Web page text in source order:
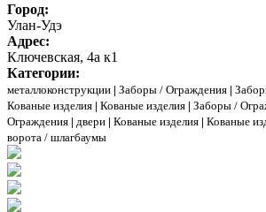
Город:
Улан-Удэ
Адрес:
Ключевская, 4а к1
Категории:
металлоконструкции | Заборы / Ограждения |
Кованые изделия | Кованые изделия | Заборы /
Ограждения | двери | Кованые изделия | Кованые
ворота / шлагбаумы